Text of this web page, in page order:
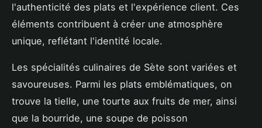
l'authenticité des plats et l'expérience client. Ces
éléments contribuent à créer une atmosphère
unique, reflétant l'identité locale.
Les spécialités culinaires de Sète sont variées et
savoureuses. Parmi les plats emblématiques, on
trouve la tielle, une tourte aux fruits de mer, ainsi
que la bourride, une soupe de poisson